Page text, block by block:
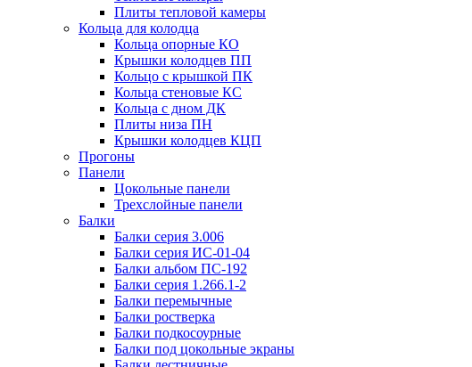
Плиты тепловой камеры
Кольца для колодца
Кольца опорные КО
Крышки колодцев ПП
Кольцо с крышкой ПК
Кольца стеновые КС
Кольца с дном ДК
Плиты низа ПН
Крышки колодцев КЦП
Прогоны
Панели
Цокольные панели
Трехслойные панели
Балки
Балки серия 3.006
Балки серия ИС-01-04
Балки альбом ПС-192
Балки серия 1.266.1-2
Балки перемычные
Балки ростверка
Балки подкосоурные
Балки под цокольные экраны